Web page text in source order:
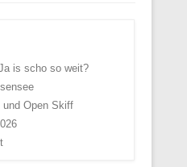
is scho so weit?
Open Skiff